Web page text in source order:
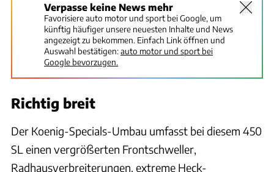
Verpasse keine News mehr
Favorisiere auto motor und sport bei Google, um
künftig häufiger unsere neuesten Inhalte und News
angezeigt zu bekommen. Einfach Link öffnen und
Auswahl bestätigen:auto motor und sport bei
Google bevorzugen.
Richtig breit
Der Koenig-Specials-Umbau umfasst bei diesem 450
SL einen vergrößerten Frontschweller,
Radhausverbreiterungen, extreme Heck-